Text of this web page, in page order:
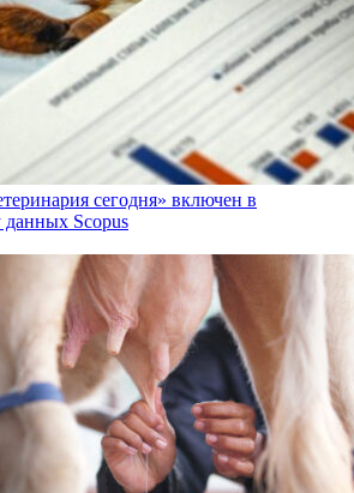
сегодня» включен в
Scopus